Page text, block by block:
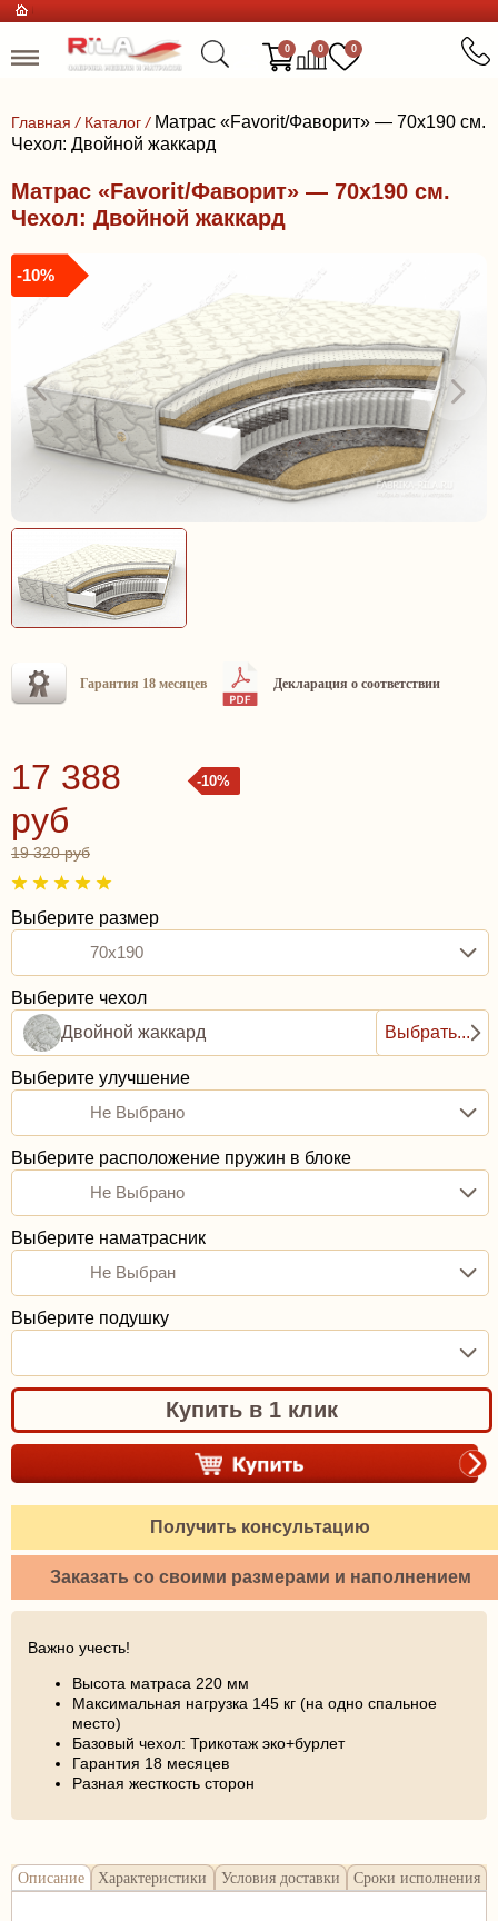
0 0 0
Главная / Каталог / Матрас «Favorit/Фаворит» — 70x190 см.
Чехол: Двойной жаккард
Матрас «Favorit/Фаворит» — 70x190 см.
Чехол: Двойной жаккард
-10%
Гарантия 18 месяцев Декларация о соответствии
-10%
17 388
руб
19 320 руб
Выберите размер
70x190
Выберите чехол
Двойной жаккард
Выбрать...
Выберите улучшение
Не Выбрано
Выберите расположение пружин в блоке
Не Выбрано
Выберите наматрасник
Не Выбран
Выберите подушку
Купить в 1 клик
Получить консультацию
Заказать со своими размерами и наполнением
Важно учесть!
Высота матраса 220 мм
Максимальная нагрузка 145 кг (на одно спальное
место)
Базовый чехол: Трикотаж эко+бурлет
Гарантия 18 месяцев
Разная жесткость сторон
Описание Характеристики Условия доставки Сроки исполнения